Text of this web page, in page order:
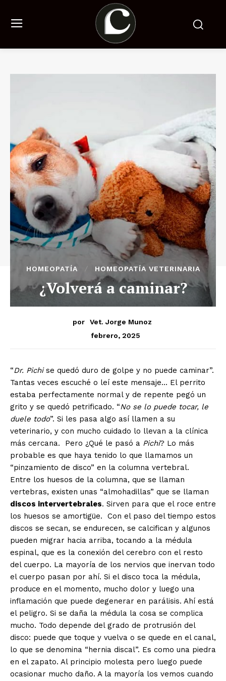
HOMEOPATÍA HOMEOPATÍA VETERINARIA
¿Volverá a caminar?
por
Vet. Jorge Munoz
febrero, 2025
“Dr. Pichise quedó duro de golpe y no puede caminar”.
Tantas veces escuché o leí este mensaje… El perrito
estaba perfectamente normal y de repente pegó un
grito y se quedó petrificado. “No se lo puede tocar, le
duele todo”. Si les pasa algo así llamen a su
veterinario, y con mucho cuidado lo llevan a la clínica
más cercana. Pero ¿Qué le pasó a Pichi? Lo más
probable es que haya tenido lo que llamamos un
“pinzamiento de disco” en la columna vertebral.
Entre los huesos de la columna, que se llaman
vertebras, existen unas “almohadillas” que se llaman
discos intervertebrales. Sirven para que el roce entre
los huesos se amortigüe. Con el paso del tiempo estos
discos se secan, se endurecen, se calcifican y algunos
pueden migrar hacia arriba, tocando a la médula
espinal, que es la conexión del cerebro con el resto
del cuerpo. La mayoría de los nervios que inervan todo
el cuerpo pasan por ahí. Si el disco toca la médula,
produce en el momento, mucho dolor y luego una
inflamación que puede degenerar en parálisis. Ahí está
el peligro. Si se daña la médula la cosa se complica
mucho. Todo depende del grado de protrusión del
disco: puede que toque y vuelva o se quede en el canal,
lo que se denomina “hernia discal”. Es como una piedra
en el zapato. Al principio molesta pero luego puede
ocasionar mucho daño. A la mayoría los vemos cuando